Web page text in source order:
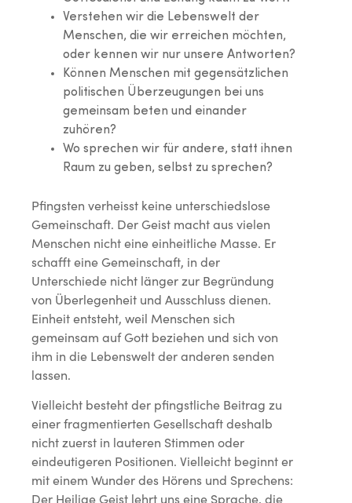
Verstehen wir die Lebenswelt der
Menschen, die wir erreichen möchten,
oder kennen wir nur unsere Antworten?
Können Menschen mit gegensätzlichen
politischen Überzeugungen bei uns
gemeinsam beten und einander
zuhören?
Wo sprechen wir für andere, statt ihnen
Raum zu geben, selbst zu sprechen?
Pfingsten verheisst keine unterschiedslose
Gemeinschaft. Der Geist macht aus vielen
Menschen nicht eine einheitliche Masse. Er
schafft eine Gemeinschaft, in der
Unterschiede nicht länger zur Begründung
von Überlegenheit und Ausschluss dienen.
Einheit entsteht, weil Menschen sich
gemeinsam auf Gott beziehen und sich von
ihm in die Lebenswelt der anderen senden
lassen.
Vielleicht besteht der pfingstliche Beitrag zu
einer fragmentierten Gesellschaft deshalb
nicht zuerst in lauteren Stimmen oder
eindeutigeren Positionen. Vielleicht beginnt er
mit einem Wunder des Hörens und Sprechens:
Der Heilige Geist lehrt uns eine Sprache, die